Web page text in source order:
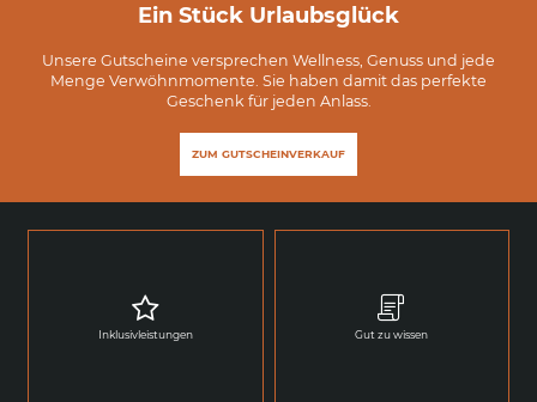
Ein Stück Urlaubsglück
Unsere Gutscheine versprechen Wellness, Genuss und jede
Menge Verwöhnmomente. Sie haben damit das perfekte
Geschenk für jeden Anlass.
ZUM GUTSCHEINVERKAUF
Inklusivleistungen Gut zu wissen